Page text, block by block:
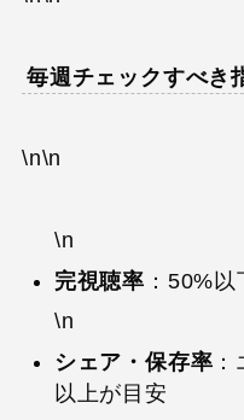
毎週チェックすべき
\n\n
\n
完視聴率 ：50%
\n
シェア・保存率
以上が目安